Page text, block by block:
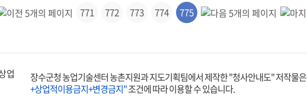
771 772 773 774 775
장수군청 농업기술센터 농촌지원과 지도기획팀에서 제작한 "청사안내도" 저작물은
+상업적이용금지+변경금지"조건에 따라 이용할 수 있습니다.